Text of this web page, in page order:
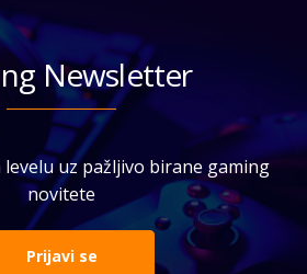
koloniju pod magičnom kupolom
hijerarhija i gdje svaka odluka
Alkimia Interactive zadržao
[…]
Newsletter
uz pažljivo birane gaming
novitete
Prijavi se